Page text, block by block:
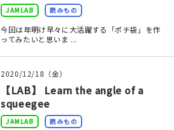
JAMLAB 読みもの
今回は年明け早々に大活躍する「ポチ袋」を作
ってみたいと思いま ...
2020/12/18（金）
【LAB】 Learn the angle of a
squeegee
JAMLAB 読みもの